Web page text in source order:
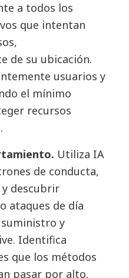
a todos los
que intentan
de su ubicación.
usuarios y
el mínimo
recursos
Utiliza IA
de conducta,
descubrir
ataques de día
suministro y
Identifica
que los métodos
pasar por alto.